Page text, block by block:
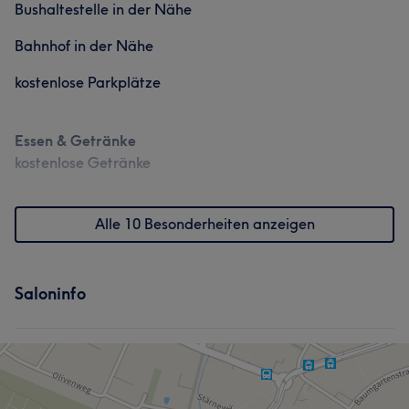
Bushaltestelle in der Nähe
Bahnhof in der Nähe
kostenlose Parkplätze
Essen & Getränke
kostenlose Getränke
Alle 10 Besonderheiten anzeigen
Saloninfo